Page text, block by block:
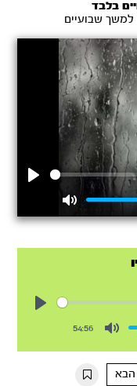
בלבד
שבועיים
Mute
54:56
הבא